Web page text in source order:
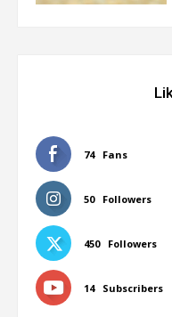
74 Fans
50 Followers
450 Followers
14 Subscribers